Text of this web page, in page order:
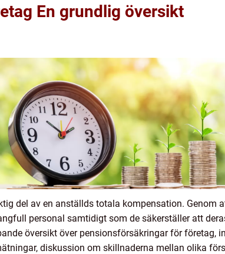
En grundlig översikt
del av en anställds totala kompensation. Genom
personal samtidigt som de säkerställer att
översikt över pensionsförsäkringar för företag,
diskussion om skillnaderna mellan olika